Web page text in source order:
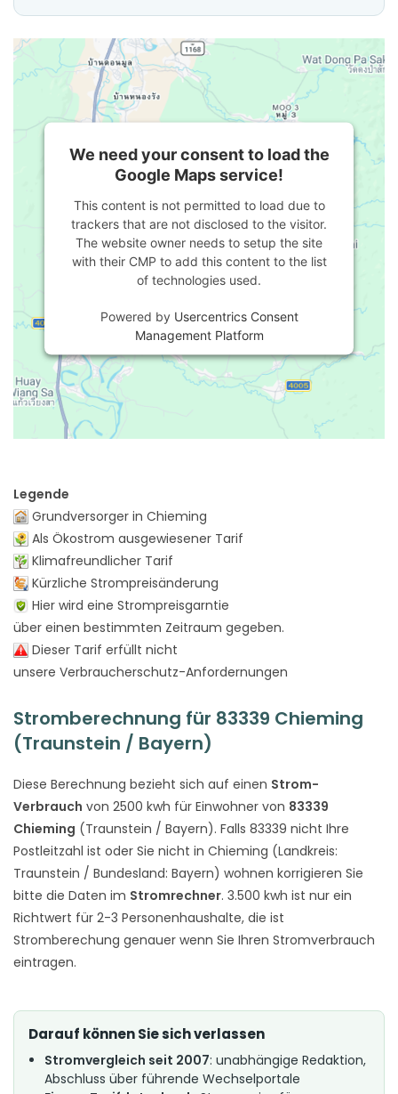
We need your consent to load the
Google Maps service!
This content is not permitted to load due to
trackers that are not disclosed to the visitor.
The website owner needs to setup the site
with their CMP to add this content to the list
of technologies used.
Powered by Usercentrics Consent
Management Platform
Legende
Grundversorger in Chieming
Als Ökostrom ausgewiesener Tarif
Klimafreundlicher Tarif
Kürzliche Strompreisänderung
Hier wird eine Strompreisgarntie
über einen bestimmten Zeitraum gegeben.
Dieser Tarif erfüllt nicht
unsere Verbraucherschutz-Anfordernungen
Stromberechnung für 83339 Chieming
(Traunstein / Bayern)
Diese Berechnung bezieht sich auf einen Strom-
Verbrauch von 2500 kwh für Einwohner von 83339
Chieming (Traunstein / Bayern). Falls 83339 nicht Ihre
Postleitzahl ist oder Sie nicht in Chieming (Landkreis:
Traunstein / Bundesland: Bayern) wohnen korrigieren Sie
bitte die Daten im Stromrechner. 3.500 kwh ist nur ein
Richtwert für 2-3 Personenhaushalte, die ist
Stromberechung genauer wenn Sie Ihren Stromverbrauch
eintragen.
Darauf können Sie sich verlassen
Stromvergleich seit 2007: unabhängige Redaktion,
Abschluss über führende Wechselportale